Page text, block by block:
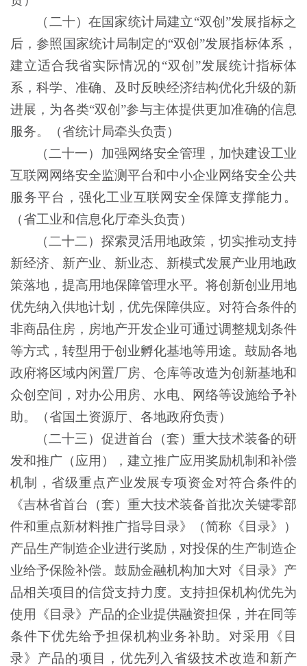
（二十）在国家统计局建立“双创”发展指标之
后，参照国家统计局制定的“双创”发展指标体系，
建立适合我省实际情况的“双创”发展统计指标体
系，科学、准确、及时反映经济结构优化升级的新
进展，为各类“双创”参与主体提供更加准确的信息
服务。（省统计局牵头负责）
（二十一）加强网络安全管理，加快建设工业
互联网网络安全监测平台和中小企业网络安全公共
服务平台，强化工业互联网安全保障支撑能力。
（省工业和信息化厅牵头负责）
（二十二）探索灵活用地政策，切实推动支持
新经济、新产业、新业态、新模式发展产业用地政
策落地，提高用地保障管理水平。将创新创业用地
优先纳入供地计划，优先保障供应。对符合条件的
非商品住房，房地产开发企业可通过调整规划条件
等方式，转型用于创业孵化基地等用途。鼓励各地
政府将区域内闲置厂房、仓库等改造为创新基地和
众创空间，对办公用房、水电、网络等设施给予补
助。（省国土资源厅、各地政府负责）
（二十三）促进首台（套）重大技术装备的研
发和推广（应用），建立推广应用奖励机制和补偿
机制，省级重点产业发展专项资金对符合条件的
《吉林省首台（套）重大技术装备首批次关键零部
件和重点新材料推广指导目录》（简称《目录》）
产品生产制造企业进行奖励，对投保的生产制造企
业给予保险补偿。鼓励金融机构加大对《目录》产
品相关项目的信贷支持力度。支持担保机构优先为
使用《目录》产品的企业提供融资担保，并在同等
条件下优先给予担保机构业务补助。对采用《目
录》产品的项目，优先列入省级技术改造和新产